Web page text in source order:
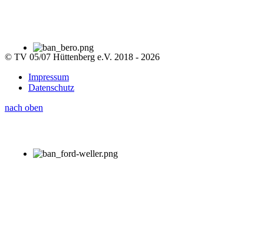
© TV 05/07 Hüttenberg e.V. 2018 - 2026
Impressum
Datenschutz
nach oben